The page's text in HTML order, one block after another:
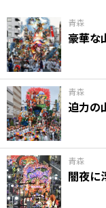
青森
豪華な
青森
迫力の
青森
闇夜に